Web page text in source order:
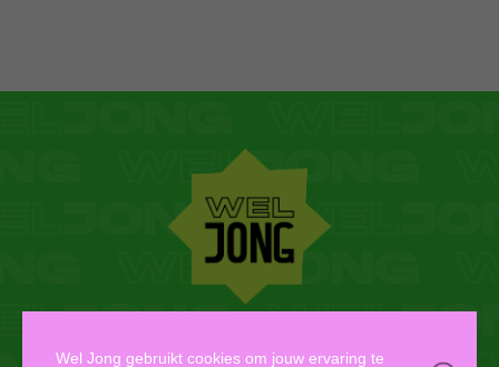
Wel Jong gebruikt cookies om jouw ervaring te